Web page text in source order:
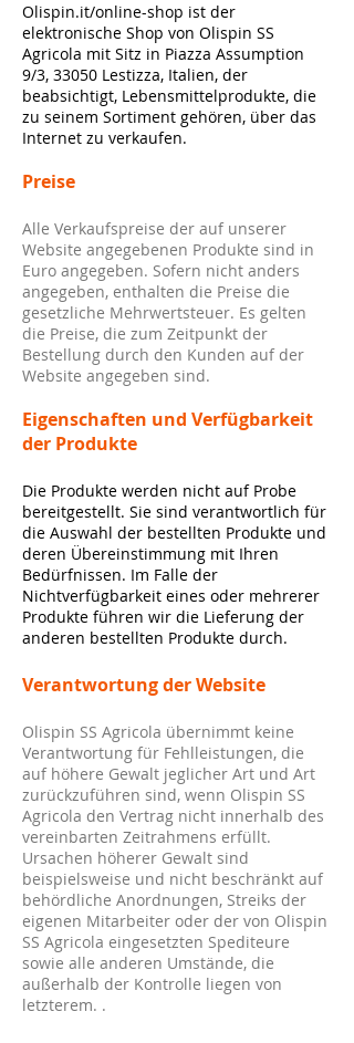
Olispin.it/online-shop ist der
elektronische Shop von Olispin SS
Agricola mit Sitz in Piazza Assumption
9/3, 33050 Lestizza, Italien, der
beabsichtigt, Lebensmittelprodukte, die
zu seinem Sortiment gehören, über das
Internet zu verkaufen.
Preise
Alle Verkaufspreise der auf unserer
Website angegebenen Produkte sind in
Euro angegeben. Sofern nicht anders
angegeben, enthalten die Preise die
gesetzliche Mehrwertsteuer. Es gelten
die Preise, die zum Zeitpunkt der
Bestellung durch den Kunden auf der
Website angegeben sind.
Eigenschaften und Verfügbarkeit
der Produkte
Die Produkte werden nicht auf Probe
bereitgestellt. Sie sind verantwortlich für
die Auswahl der bestellten Produkte und
deren Übereinstimmung mit Ihren
Bedürfnissen. Im Falle der
Nichtverfügbarkeit eines oder mehrerer
Produkte führen wir die Lieferung der
anderen bestellten Produkte durch.
Verantwortung der Website
Olispin SS Agricola übernimmt keine
Verantwortung für Fehlleistungen, die
auf höhere Gewalt jeglicher Art und Art
zurückzuführen sind, wenn Olispin SS
Agricola den Vertrag nicht innerhalb des
vereinbarten Zeitrahmens erfüllt.
Ursachen höherer Gewalt sind
beispielsweise und nicht beschränkt auf
behördliche Anordnungen, Streiks der
eigenen Mitarbeiter oder der von Olispin
SS Agricola eingesetzten Spediteure
sowie alle anderen Umstände, die
außerhalb der Kontrolle liegen von
letzterem. .